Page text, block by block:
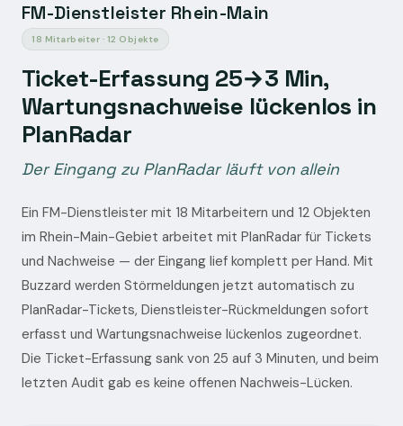
FM-Dienstleister Rhein-Main
18 Mitarbeiter · 12 Objekte
Ticket-Erfassung 25→3 Min,
Wartungsnachweise lückenlos in
PlanRadar
Der Eingang zu PlanRadar läuft von allein
Ein FM-Dienstleister mit 18 Mitarbeitern und 12 Objekten
im Rhein-Main-Gebiet arbeitet mit PlanRadar für Tickets
und Nachweise — der Eingang lief komplett per Hand. Mit
Buzzard werden Störmeldungen jetzt automatisch zu
PlanRadar-Tickets, Dienstleister-Rückmeldungen sofort
erfasst und Wartungsnachweise lückenlos zugeordnet.
Die Ticket-Erfassung sank von 25 auf 3 Minuten, und beim
letzten Audit gab es keine offenen Nachweis-Lücken.